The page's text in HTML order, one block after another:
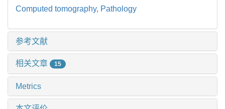
Computed tomography, Pathology
参考文献
相关文章 15
Metrics